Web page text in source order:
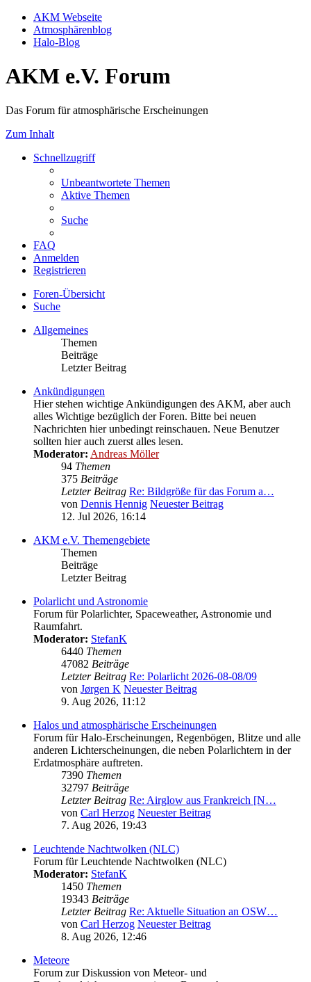
AKM Webseite
Atmosphärenblog
Halo-Blog
AKM e.V. Forum
Das Forum für atmosphärische Erscheinungen
Zum Inhalt
Schnellzugriff
Unbeantwortete Themen
Aktive Themen
Suche
FAQ
Anmelden
Registrieren
Foren-Übersicht
Suche
Allgemeines
Themen
Beiträge
Letzter Beitrag
Ankündigungen
Hier stehen wichtige Ankündigungen des AKM, aber auch
alles Wichtige bezüglich der Foren. Bitte bei neuen
Nachrichten hier unbedingt reinschauen. Neue Benutzer
sollten hier auch zuerst alles lesen.
Moderator: Andreas Möller
94 Themen
375 Beiträge
Letzter Beitrag Re: Bildgröße für das Forum a…
von Dennis Hennig Neuester Beitrag
12. Jul 2026, 16:14
AKM e.V. Themengebiete
Themen
Beiträge
Letzter Beitrag
Polarlicht und Astronomie
Forum für Polarlichter, Spaceweather, Astronomie und
Raumfahrt.
Moderator: StefanK
6440 Themen
47082 Beiträge
Letzter Beitrag Re: Polarlicht 2026-08-08/09
von Jørgen K Neuester Beitrag
9. Aug 2026, 11:12
Halos und atmosphärische Erscheinungen
Forum für Halo-Erscheinungen, Regenbögen, Blitze und alle
anderen Lichterscheinungen, die neben Polarlichtern in der
Erdatmosphäre auftreten.
7390 Themen
32797 Beiträge
Letzter Beitrag Re: Airglow aus Frankreich [N…
von Carl Herzog Neuester Beitrag
7. Aug 2026, 19:43
Leuchtende Nachtwolken (NLC)
Forum für Leuchtende Nachtwolken (NLC)
Moderator: StefanK
1450 Themen
19343 Beiträge
Letzter Beitrag Re: Aktuelle Situation an OSW…
von Carl Herzog Neuester Beitrag
8. Aug 2026, 12:46
Meteore
Forum zur Diskussion von Meteor- und